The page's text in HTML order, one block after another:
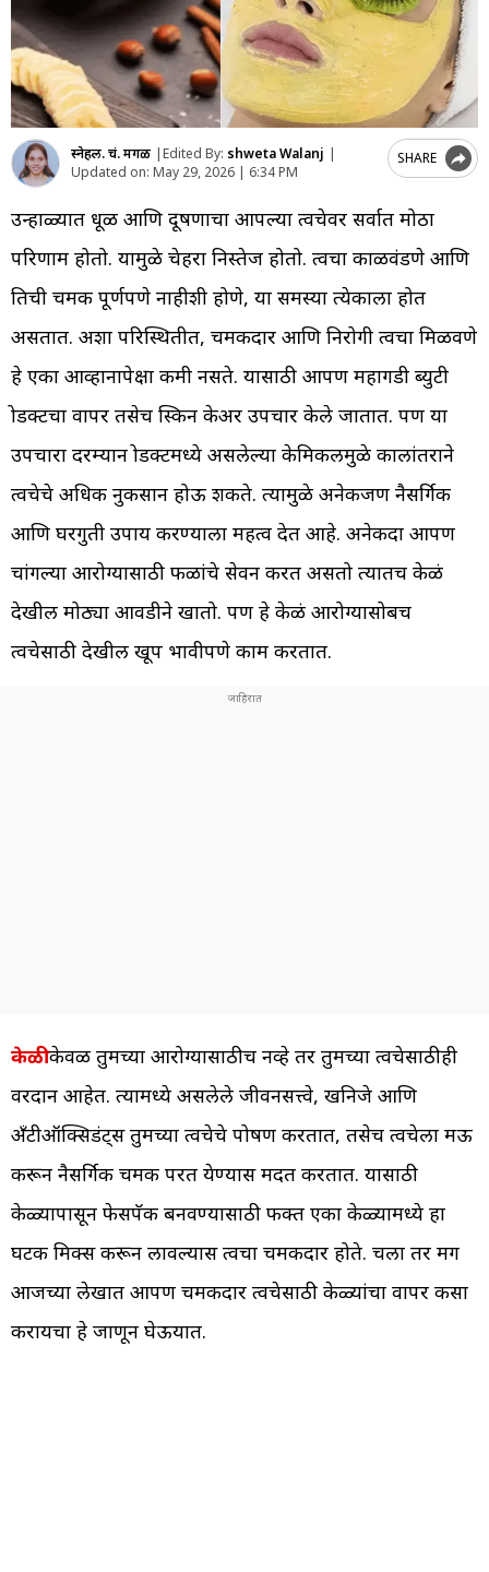
स्नेहल. चं. मेंगळ |Edited By: shweta Walanj |
Updated on: May 29, 2026 | 6:34 PM
SHARE
उन्हाळ्यात धूळ आणि प्रदूषणाचा आपल्या त्वचेवर सर्वात मोठा
परिणाम होतो. यामुळे चेहरा निस्तेज होतो. त्वचा काळवंडणे आणि
तिची चमक पूर्णपणे नाहीशी होणे, या समस्या प्रत्येकाला होत
असतात. अशा परिस्थितीत, चमकदार आणि निरोगी त्वचा मिळवणे
हे एका आव्हानापेक्षा कमी नसते. यासाठी आपण महागडी ब्युटी
प्रोडक्टचा वापर तसेच स्किन केअर उपचार केले जातात. पण या
उपचारा दरम्यान प्रोडक्टमध्ये असलेल्या केमिकलमुळे कालांतराने
त्वचेचे अधिक नुकसान होऊ शकते. त्यामुळे अनेकजण नैसर्गिक
आणि घरगुती उपाय करण्याला महत्व देत आहे. अनेकदा आपण
चांगल्या आरोग्यासाठी फळांचे सेवन करत असतो त्यातच केळं
देखील मोठ्या आवडीने खातो. पण हे केळं आरोग्यासोबच
त्वचेसाठी देखील खूप प्रभावीपणे काम करतात.
केळी केवळ तुमच्या आरोग्यासाठीच नव्हे तर तुमच्या त्वचेसाठीही
वरदान आहेत. त्यामध्ये असलेले जीवनसत्त्वे, खनिजे आणि
अँटीऑक्सिडंट्स तुमच्या त्वचेचे पोषण करतात, तसेच त्वचेला मऊ
करून नैसर्गिक चमक परत येण्यास मदत करतात. यासाठी
केळ्यापासून फेसपॅक बनवण्यासाठी फक्त एका केळ्यामध्ये हा
घटक मिक्स करून लावल्यास त्वचा चमकदार होते. चला तर मग
आजच्या लेखात आपण चमकदार त्वचेसाठी केळ्यांचा वापर कसा
करायचा हे जाणून घेऊयात.